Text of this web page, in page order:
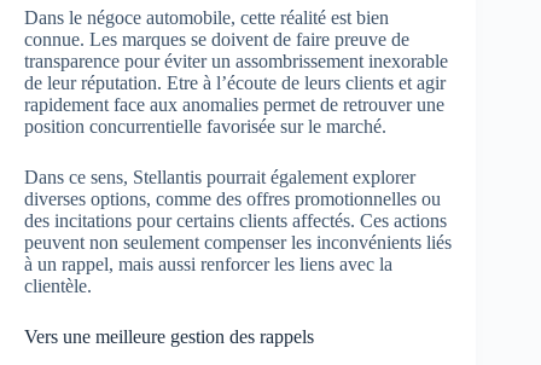
Dans le négoce automobile, cette réalité est bien
connue. Les marques se doivent de faire preuve de
transparence pour éviter un assombrissement inexorable
de leur réputation. Etre à l’écoute de leurs clients et agir
rapidement face aux anomalies permet de retrouver une
position concurrentielle favorisée sur le marché.
Dans ce sens, Stellantis pourrait également explorer
diverses options, comme des offres promotionnelles ou
des incitations pour certains clients affectés. Ces actions
peuvent non seulement compenser les inconvénients liés
à un rappel, mais aussi renforcer les liens avec la
clientèle.
Vers une meilleure gestion des rappels